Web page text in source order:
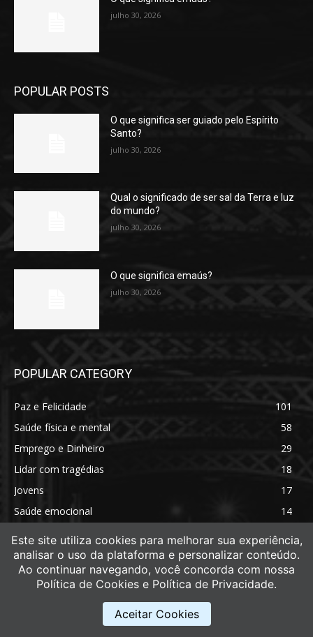
julho 30, 2026
POPULAR POSTS
O que significa ser guiado pelo Espírito
Santo?
julho 30, 2026
Qual o significado de ser sal da Terra e luz
do mundo?
julho 30, 2026
O que significa emaús?
julho 30, 2026
POPULAR CATEGORY
Paz e Felicidade
101
Saúde física e mental
58
Emprego e Dinheiro
29
Lidar com tragédias
18
Jovens
17
Saúde emocional
14
Este site utiliza cookies para melhorar sua experiência,
analisar o uso da plataforma e personalizar conteúdo.
Ao continuar navegando, você concorda com nossa
Política de Cookies e Política de Privacidade.
Aceitar Cookies